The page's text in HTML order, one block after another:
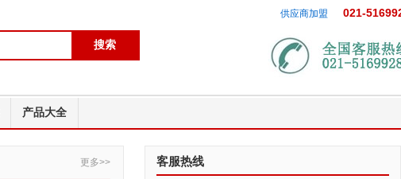
供应商加盟 021-
产品大全
更多>> 客服热线